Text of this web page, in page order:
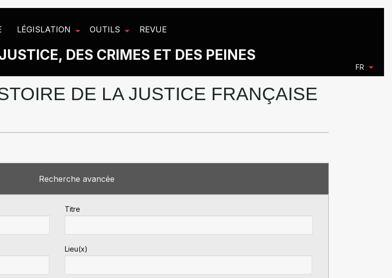
LÉGISLATION OUTILS REVUE
DES CRIMES ET DES PEINES
FR
DE LA JUSTICE FRANÇAISE
Recherche avancée
Titre
Lieu(x)